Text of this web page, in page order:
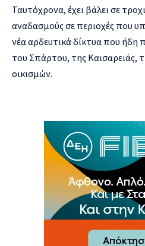
Ταυτόχρονα, έχει βάλει σε
αναδασμούς σε περιοχές που
νέα αρδευτικά δίκτυα που ήδη
του Σπάρτου, της Καισαρειάς,
οικισμών.